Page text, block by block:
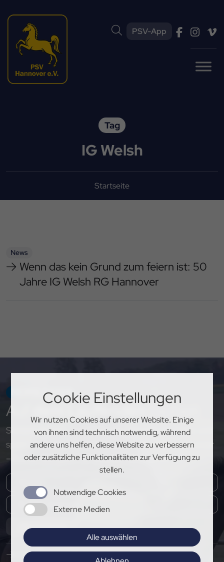
Cookie Einstellungen
Wir nutzen Cookies auf unserer Website. Einige
von ihnen sind technisch notwendig, während
andere uns helfen, diese Website zu verbessern
oder zusätzliche Funktionalitäten zur Verfügung zu
stellen.
Notwendige Cookies
Externe Medien
Alle auswählen
PSV-App
Tag
IG Welsh
Startseite
News
Wenn das kein Grund zum feiern ist: 50
Jahre IG Welsh RG Hannover
NEWSLETTER
Auf bleiben
Sichere dir exklusive Einblicke, aktuelle Updates und
spannende Neuigkeiten rund um den PSV Hannover
– melde dich jetzt für unseren Newsletter an!
Abonnieren
Hier Pressemitteilungen abonnieren